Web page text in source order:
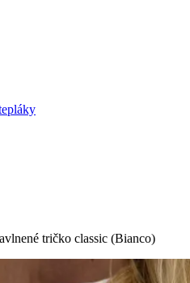
tričko classic (Bianco)